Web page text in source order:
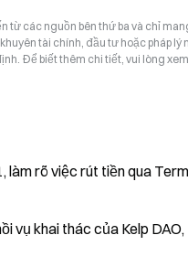
các nguồn bên thứ ba và chỉ
tài chính, đầu tư hoặc pháp lý
Để biết thêm chi tiết, vui lòng xem
làm rõ việc rút tiền qua
vụ khai thác của Kelp